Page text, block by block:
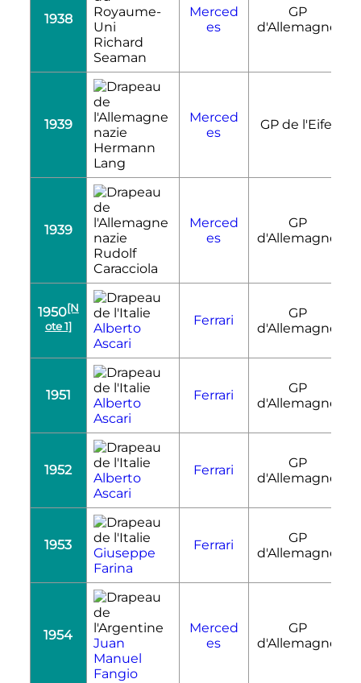
1938
Richard
Seaman
Merced
es
GP
d'Allemagne
1939
Hermann
Lang
Merced
es
GP de l'Eifel
1939
Rudolf
Caracciola
Merced
es
GP
d'Allemagne
1950[N
ote 1]
Alberto
Ascari
Ferrari
GP
d'Allemagne
1951
Alberto
Ascari
Ferrari
GP
d'Allemagne
1952
Alberto
Ascari
Ferrari
GP
d'Allemagne
1953
Giuseppe
Farina
Ferrari
GP
d'Allemagne
1954
Juan
Manuel
Fangio
Merced
es
GP
d'Allemagne